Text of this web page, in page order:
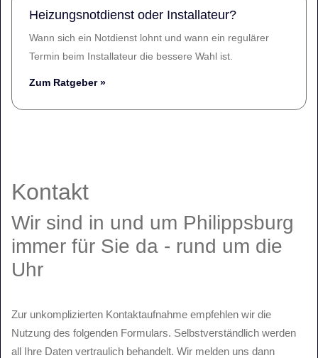
Heizungsnotdienst oder Installateur?
Wann sich ein Notdienst lohnt und wann ein regulärer
Termin beim Installateur die bessere Wahl ist.
Zum Ratgeber »
Kontakt
Wir sind in und um Philippsburg
immer für Sie da - rund um die
Uhr
Zur unkomplizierten Kontaktaufnahme empfehlen wir die
Nutzung des folgenden Formulars. Selbstverständlich werden
all Ihre Daten vertraulich behandelt. Wir melden uns dann